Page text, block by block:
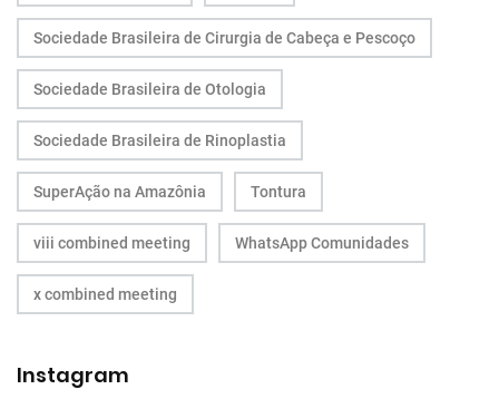
Sociedade Brasileira de Cirurgia de Cabeça e Pescoço
Sociedade Brasileira de Otologia
Sociedade Brasileira de Rinoplastia
SuperAção na Amazônia Tontura
viii combined meeting WhatsApp Comunidades
x combined meeting
Instagram